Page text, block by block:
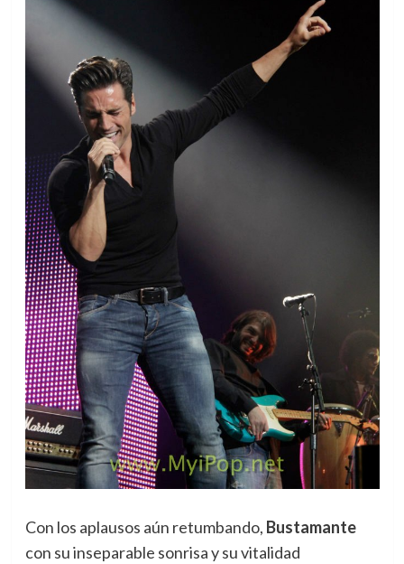
Con los aplausos aún retumbando, Bustamante
con su inseparable sonrisa y su vitalidad